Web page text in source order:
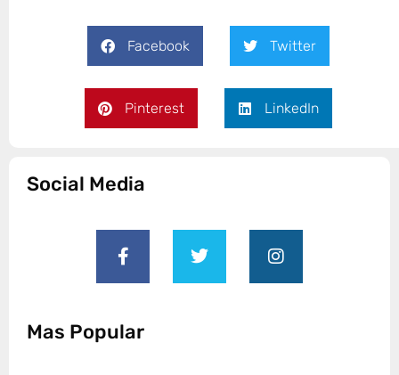
Facebook Twitter
Pinterest LinkedIn
Social Media
Mas Popular